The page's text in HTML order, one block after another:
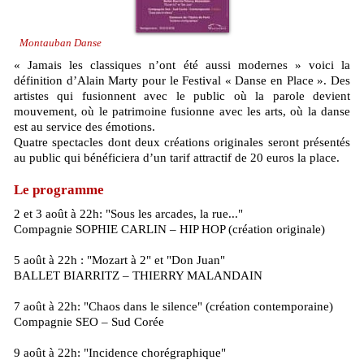
Montauban Danse
« Jamais les classiques n’ont été aussi modernes » voici la
définition d’Alain Marty pour le Festival « Danse en Place ». Des
artistes qui fusionnent avec le public où la parole devient
mouvement, où le patrimoine fusionne avec les arts, où la danse
est au service des émotions.
Quatre spectacles dont deux créations originales seront présentés
au public qui bénéficiera d’un tarif attractif de 20 euros la place.
Le programme
2 et 3 août à 22h: "Sous les arcades, la rue..."
Compagnie SOPHIE CARLIN – HIP HOP (création originale)
5 août à 22h : "Mozart à 2" et "Don Juan"
BALLET BIARRITZ – THIERRY MALANDAIN
7 août à 22h: "Chaos dans le silence" (création contemporaine)
Compagnie SEO – Sud Corée
9 août à 22h: "Incidence chorégraphique"